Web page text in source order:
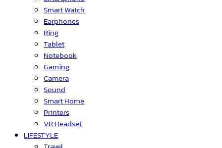
Smart Watch
Earphones
Ring
Tablet
Notebook
Gaming
Camera
Sound
Smart Home
Printers
VR Headset
LIFESTYLE